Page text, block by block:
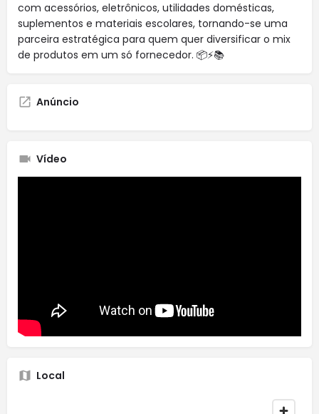
com acessórios, eletrônicos, utilidades domésticas,
suplementos e materiais escolares, tornando-se uma
parceira estratégica para quem quer diversificar o mix
de produtos em um só fornecedor. 📦⚡📚
Anúncio
Vídeo
Local